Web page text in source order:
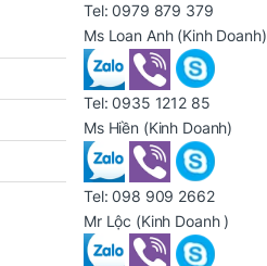
Tel:0979 879 379
Ms Loan Anh (Kinh Doanh)
Tel:0935 1212 85
Ms Hiền (Kinh Doanh)
Tel:098 909 2662
Mr Lộc (Kinh Doanh )